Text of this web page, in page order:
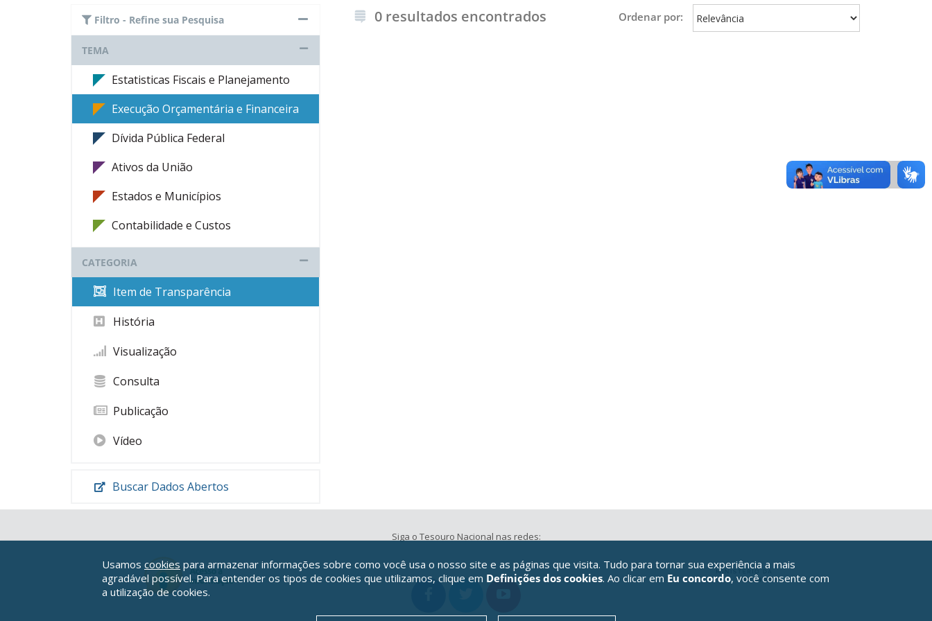
Filtro - Refine sua Pesquisa
TEMA
Estatisticas Fiscais e Planejamento
Execução Orçamentária e Financeira
Dívida Pública Federal
Ativos da União
Estados e Municípios
Contabilidade e Custos
CATEGORIA
Item de Transparência
História
Visualização
Consulta
Publicação
Vídeo
Buscar Dados Abertos
0 resultados encontrados Ordenar por:
Siga o Tesouro Nacional nas redes:
Usamos cookies para armazenar informações sobre como você usa o nosso site e as páginas que visita. Tudo para tornar sua experiência a mais
agradável possível. Para entender os tipos de cookies que utilizamos, clique em Definições dos cookies. Ao clicar em Eu concordo, você consente com
a utilização de cookies.